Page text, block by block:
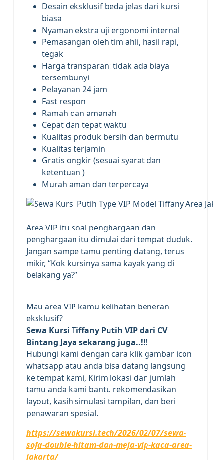
Desain eksklusif beda jelas dari kursi
biasa
Nyaman ekstra uji ergonomi internal
Pemasangan oleh tim ahli, hasil rapi,
tegak
Harga transparan: tidak ada biaya
tersembunyi
Pelayanan 24 jam
Fast respon
Ramah dan amanah
Cepat dan tepat waktu
Kualitas produk bersih dan bermutu
Kualitas terjamin
Gratis ongkir (sesuai syarat dan
ketentuan )
Murah aman dan terpercaya
Area VIP itu soal penghargaan dan
penghargaan itu dimulai dari tempat duduk.
Jangan sampe tamu penting datang, terus
mikir, “Kok kursinya sama kayak yang di
belakang ya?”
Mau area VIP kamu kelihatan beneran
eksklusif?
Sewa Kursi Tiffany Putih VIP dari CV
Bintang Jaya sekarang juga..!!!
Hubungi kami dengan cara klik gambar icon
whatsapp atau anda bisa datang langsung
ke tempat kami, Kirim lokasi dan jumlah
tamu anda kami bantu rekomendasikan
layout, kasih simulasi tampilan, dan beri
penawaran spesial.
https://sewakursi.tech/2026/02/07/sewa-
sofa-double-hitam-dan-meja-vip-kaca-area-
jakarta/